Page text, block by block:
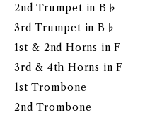
2nd Trumpet in B♭
3rd Trumpet in B♭
1st & 2nd Horns in F
3rd & 4th Horns in F
1st Trombone
2nd Trombone